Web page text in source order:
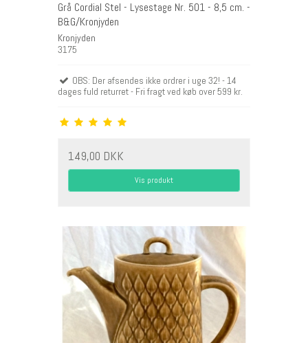
Grå Cordial Stel - Lysestage Nr. 501 - 8,5 cm. -
B&G/Kronjyden
Kronjyden
3175
OBS: Der afsendes ikke ordrer i uge 32! - 14
dages fuld returret - Fri fragt ved køb over 599 kr.
149,00 DKK
Vis produkt